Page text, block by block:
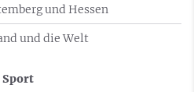
und Hessen
und die Welt
Sport